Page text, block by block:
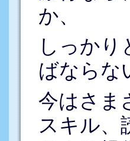
か、
しっかり
ばならな
今はさま
スキル、